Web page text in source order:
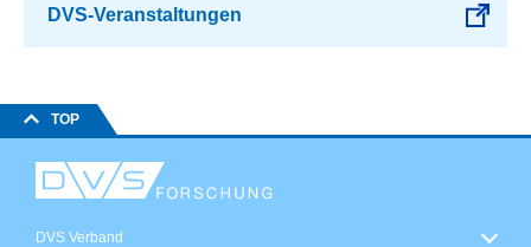
DVS-Veranstaltungen
TOP
DVS Verband